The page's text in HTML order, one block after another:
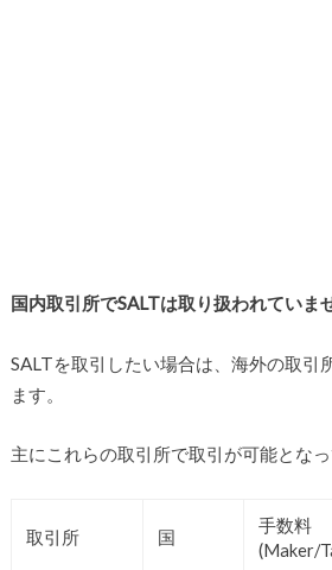
国内取引所でSALTは取り扱われていま
SALTを取引したい場合は、海外の取引
ます。
主にこれらの取引所で取引が可能となっ
取引所 国
手数料
(Maker/